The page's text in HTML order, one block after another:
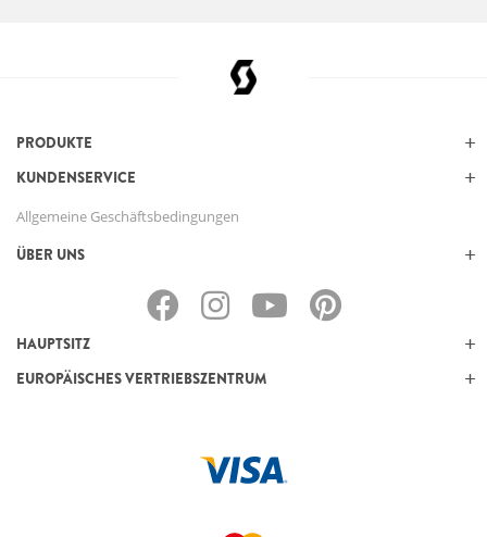
PRODUKTE
KUNDENSERVICE
Allgemeine Geschäftsbedingungen
ÜBER UNS
HAUPTSITZ
EUROPÄISCHES VERTRIEBSZENTRUM